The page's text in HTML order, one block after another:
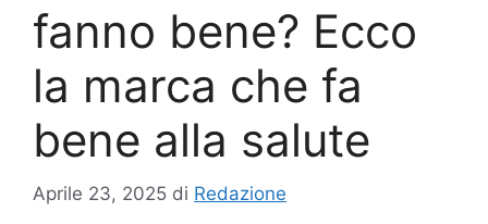
fanno bene? Ecco
la marca che fa
bene alla salute
Aprile 23, 2025 di Redazione